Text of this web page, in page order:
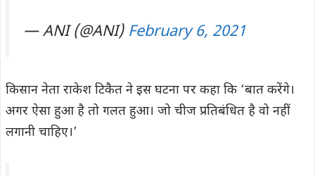
— ANI (@ANI) February 6, 2021
किसान नेता राकेश टिकैत ने इस घटना पर कहा कि ‘बात करेंगे।
अगर ऐसा हुआ है तो गलत हुआ। जो चीज प्रतिबंधित है वो नहीं
लगानी चाहिए।’